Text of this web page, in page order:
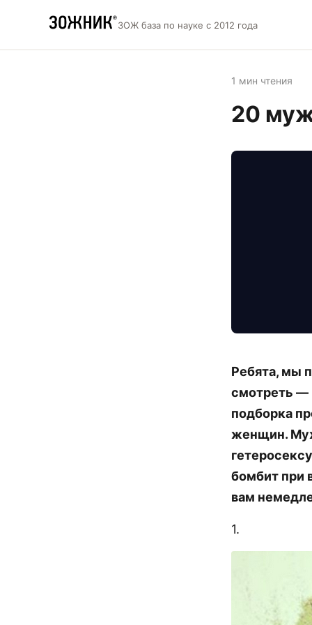
ЗОЖ база по науке с 2012 года
1 мин чтения
20
Ребята, мы
смотреть —
подборка
женщин.
бомбит при
вам
1.